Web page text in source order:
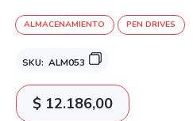
ALMACENAMIENTO PEN DRIVES
SKU: ALM053
$12.186,00